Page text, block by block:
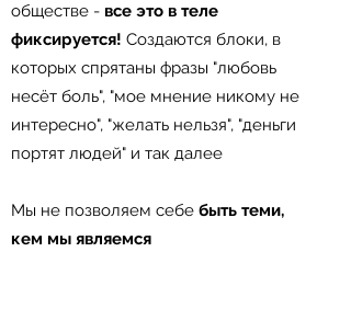
обществе - все это в теле
фиксируется! Создаются блоки, в
которых спрятаны фразы "любовь
несёт боль", "мое мнение никому не
интересно", "желать нельзя", "деньги
портят людей" и так далее⠀
Мы не позволяем себе быть теми,
кем мы являемся ⠀